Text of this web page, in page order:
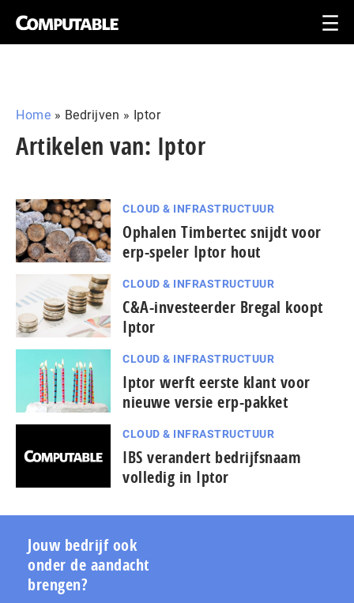
Home » Bedrijven » Iptor
Artikelen van: Iptor
CLOUD & INFRASTRUCTUUR
Ophalen Timbertec snijdt voor
erp-speler Iptor hout
CLOUD & INFRASTRUCTUUR
C&A-investeerder Bregal koopt
Iptor
CLOUD & INFRASTRUCTUUR
Iptor werft eerste klant voor
nieuwe versie erp-pakket
CLOUD & INFRASTRUCTUUR
IBS verandert bedrijfsnaam
volledig in Iptor
Jouw bedrijf ook
onder de aandacht
brengen?